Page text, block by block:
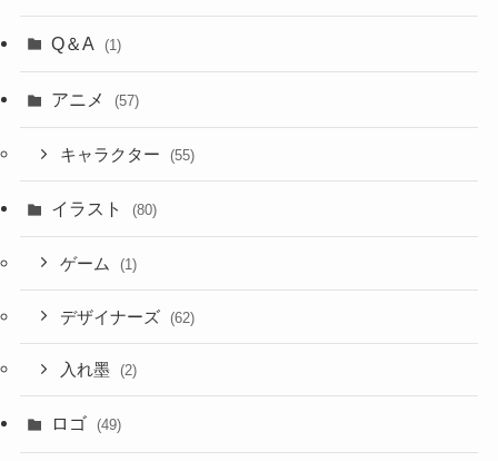
Q＆A (1)
アニメ (57)
キャラクター (55)
イラスト (80)
ゲーム (1)
デザイナーズ (62)
入れ墨 (2)
ロゴ (49)